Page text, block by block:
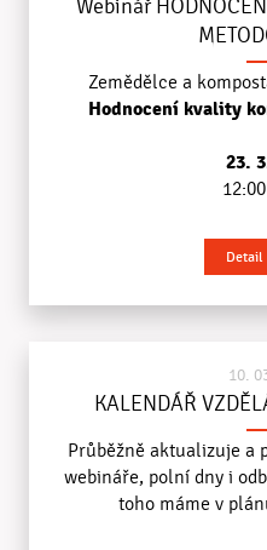
Webinář
Zemědělce a
Hodnocení kvality
23.
Detail
10.
KALENDÁŘ
Průběžně aktualizuje a
webináře, polní dny i
toho máme v